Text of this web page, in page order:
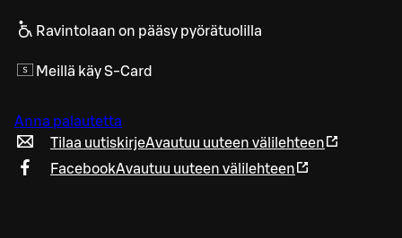
Ravintolaan on pääsy pyörätuolilla
Meillä käy S-Card
Anna palautetta
Tilaa uutiskirjeAvautuu uuteen välilehteen
FacebookAvautuu uuteen välilehteen